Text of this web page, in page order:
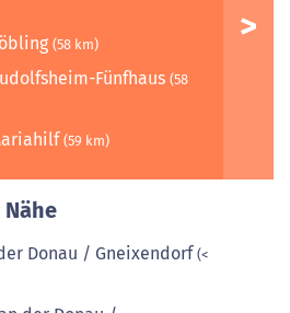
(58 km)
Fünfhaus (58
(59 km)
Donau / Gneixendorf(<